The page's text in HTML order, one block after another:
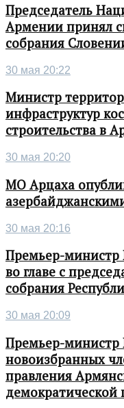
Председатель
Армении принял
собрания
30 мая 20:22
Министр
инфраструктур
строительства в
30 мая 20:20
МО Арцаха
30 мая 20:16
Премьер-
во главе с
собрания
30 мая 20:09
Премьер-
новоизбранных
правления
демократической